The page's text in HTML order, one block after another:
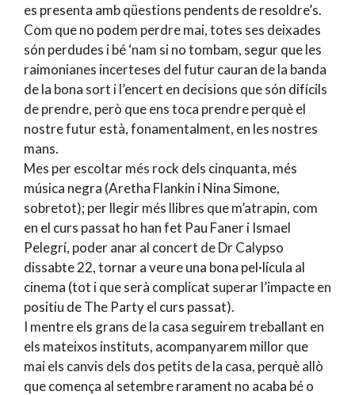
es presenta amb qüestions pendents de resoldre’s.
Com que no podem perdre mai, totes ses deixades
són perdudes i bé ‘nam si no tombam, segur que les
raimonianes incerteses del futur cauran de la banda
de la bona sort i l’encert en decisions que són difícils
de prendre, però que ens toca prendre perquè el
nostre futur està, fonamentalment, en les nostres
mans.
Mes per escoltar més rock dels cinquanta, més
música negra (Aretha Flankin i Nina Simone,
sobretot); per llegir més llibres que m’atrapin, com
en el curs passat ho han fet Pau Faner i Ismael
Pelegrí, poder anar al concert de Dr Calypso
dissabte 22, tornar a veure una bona pel·lícula al
cinema (tot i que serà complicat superar l’impacte en
positiu de The Party el curs passat).
I mentre els grans de la casa seguirem treballant en
els mateixos instituts, acompanyarem millor que
mai els canvis dels dos petits de la casa, perquè allò
que comença al setembre rarament no acaba bé o